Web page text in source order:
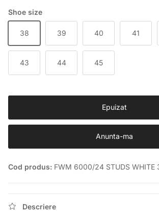
Shoe size
38 39 40 41
43 44 45
Epuizat
Anunta-ma
Cod produs: FWM 6000/24 STUDS WHITE
Descriere